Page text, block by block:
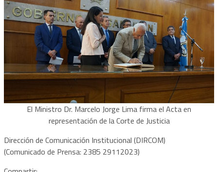
El Ministro Dr. Marcelo Jorge Lima firma el Acta en
representación de la Corte de Justicia
Dirección de Comunicación Institucional (DIRCOM)
(Comunicado de Prensa: 2385 29112023)